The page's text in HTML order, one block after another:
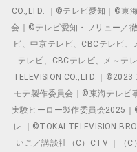
CO.,LTD. ｜©テレビ愛知｜©東
会｜©テレビ愛知・フリュー／
ビ、中京テレビ、CBCテレビ
テレビ、CBCテレビ、メ～テ
TELEVISION CO.,LTD.｜
モテ製作委員会｜©東海テレ
実験ヒーロー製作委員会2025
レ ｜©TOKAI TELEVISION
いこ／講談社（C）CTV ｜（